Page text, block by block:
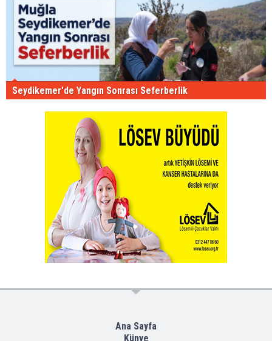
Seydikemer'de Yangın Sonrası Seferberlik
Ana Sayfa
Künye